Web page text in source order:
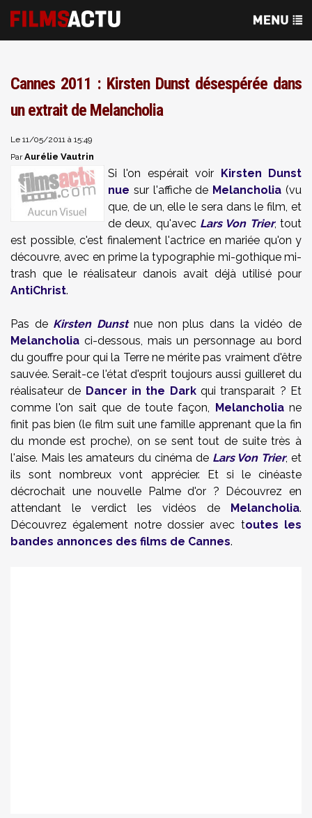
Cannes 2011 : Kirsten Dunst désespérée dans
un extrait de Melancholia
Le 11/05/2011 à 15:49
ParAurélie Vautrin
Si l'on espérait voir Kirsten Dunst
nue sur l'affiche de Melancholia (vu
que, de un, elle le sera dans le film, et
de deux, qu'avec Lars Von Trier, tout
est possible, c'est finalement l'actrice en mariée qu'on y
découvre, avec en prime la typographie mi-gothique mi-
trash que le réalisateur danois avait déjà utilisé pour
AntiChrist.
Pas de Kirsten Dunstnue non plus dans la vidéo de
Melancholia ci-dessous, mais un personnage au bord
du gouffre pour qui la Terre ne mérite pas vraiment d'être
sauvée. Serait-ce l'état d'esprit toujours aussi guilleret du
réalisateur de Dancer in the Darkqui transparait ? Et
comme l'on sait que de toute façon, Melancholiane
finit pas bien (le film suit une famille apprenant que la fin
du monde est proche), on se sent tout de suite très à
l'aise. Mais les amateurs du cinéma de Lars Von Trier, et
ils sont nombreux vont apprécier. Et si le cinéaste
décrochait une nouvelle Palme d'or ? Découvrez en
attendant le verdict les vidéos de Melancholia.
Découvrez également notre dossier avec toutes les
bandes annonces des films de Cannes.